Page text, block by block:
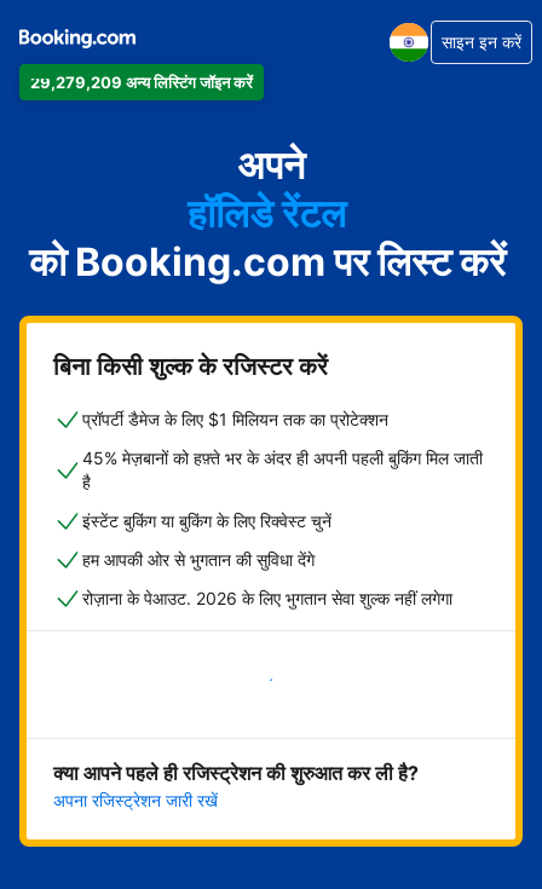
29,279,209 अन्य लिस्टिंग जॉइन करें
साइन इन करें
अपने
अपार्टमेंट
होटल
हॉलिडे रेंटल
गेस्ट हाउस
बेड एंड ब्रेकफ़ास्ट
को Booking.com पर लिस्ट करें
बिना किसी शुल्क के रजिस्टर करें
प्रॉपर्टी डैमेज के लिए $1 मिलियन तक का प्रोटेक्शन
45% मेज़बानों को हफ़्ते भर के अंदर ही अपनी पहली बुकिंग मिल जाती
है
इंस्टेंट बुकिंग या बुकिंग के लिए रिक्वेस्ट चुनें
हम आपकी ओर से भुगतान की सुविधा देंगे
रोज़ाना के पेआउट. 2026 के लिए भुगतान सेवा शुल्क नहीं लगेगा
अभी शुरू करें
क्या आपने पहले ही रजिस्ट्रेशन की शुरुआत कर ली है?
अपना रजिस्ट्रेशन जारी रखें